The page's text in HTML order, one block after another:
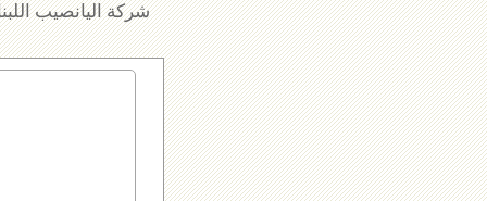
شركة اليانصيب